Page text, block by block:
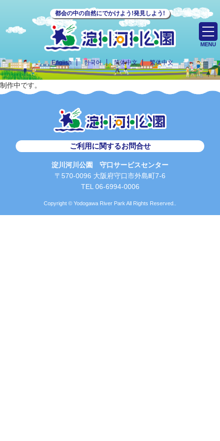
都会の中の自然にでかけよう!発見しよう!
English 한국어 简体中文 繁体中文
MENU
制作中です。
ご利用に関するお問合せ
淀川河川公園 守口サービスセンター
〒570-0096 大阪府守口市外島町7-6
TEL 06-6994-0006
Copyright © Yodogawa River Park All Rights Reserved..